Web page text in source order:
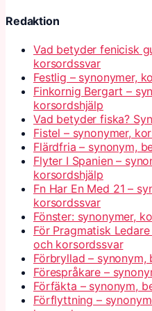
Redaktion
Vad betyder fenicisk
korsordssvar
Festlig – synonymer,
Finkornig Bergart –
korsordshjälp
Vad betyder fiska?
Fistel – synonymer,
Flärdfria – synonym,
Flyter I Spanien –
korsordshjälp
Fn Har En Med 21 –
korsordssvar
Fönster: synonymer,
För Pragmatisk
och korsordssvar
Förbryllad –
Förespråkare –
Förfäkta – synonym,
Förflyttning –